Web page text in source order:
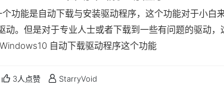
功能是自动下载与安装驱动程序，这个功能对于小白
动。但是对于专业人士或者下载到一些有问题的驱动
自动下载驱动程序这个功能
3人点赞 StarryVoid